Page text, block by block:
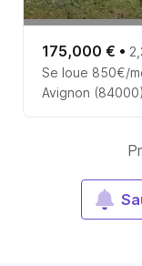
175,000 € •
Se loue 850€/
Avignon (84000)